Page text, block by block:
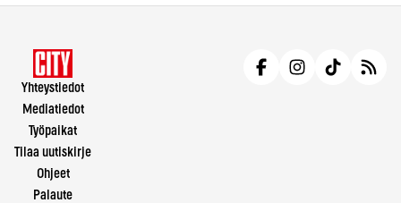
Yhteystiedot
Mediatiedot
Työpaikat
Tilaa uutiskirje
Ohjeet
Palaute